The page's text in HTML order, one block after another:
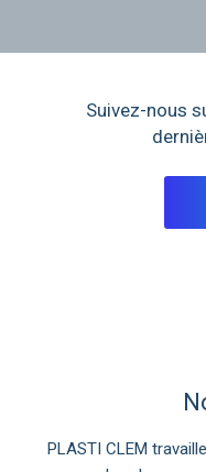
Suivez-nous
PLASTI CLEM